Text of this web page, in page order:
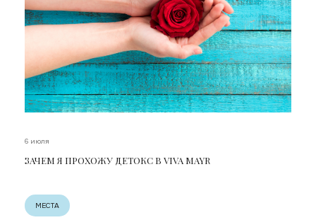
6 июля
ЗАЧЕМ Я ПРОХОЖУ ДЕТОКС В VIVA MAYR
МЕСТА